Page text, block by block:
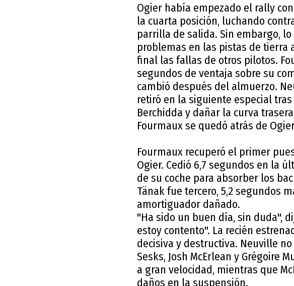
Ogier había empezado el rally
la cuarta posición, luchando
parrilla de salida. Sin embargo,
problemas en las pistas de tierra
final las fallas de otros pilotos.
segundos de ventaja sobre su
cambió después del almuerzo.
retiró en la siguiente especial
Berchidda y dañar la curva
Fourmaux se quedó atrás de
Fourmaux recuperó el primer
Ogier. Cedió 6,7 segundos en la
de su coche para absorber los
Tänak fue tercero, 5,2 segundos
amortiguador dañado.
"Ha sido un buen día, sin duda",
estoy contento". La recién
decisiva y destructiva. Neuville
Sesks, Josh McErlean y Grégoire
a gran velocidad, mientras que
daños en la suspensión.